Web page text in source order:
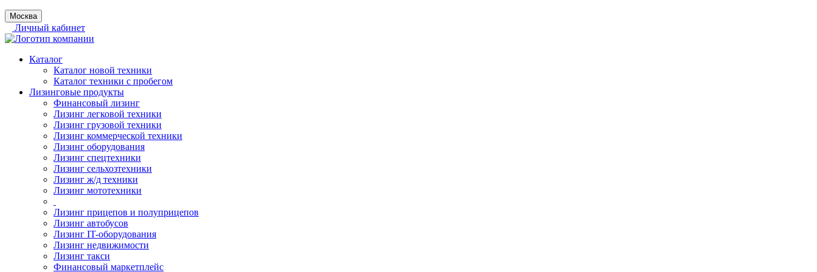
Москва
Личный кабинет
Каталог
Каталог новой техники
Каталог техники с пробегом
Лизинговые продукты
Финансовый лизинг
Лизинг легковой техники
Лизинг грузовой техники
Лизинг коммерческой техники
Лизинг оборудования
Лизинг спецтехники
Лизинг сельхозтехники
Лизинг ж/д техники
Лизинг мототехники
Лизинг прицепов и полуприцепов
Лизинг автобусов
Лизинг IT-оборудования
Лизинг недвижимости
Лизинг такси
Финансовый маркетплейс